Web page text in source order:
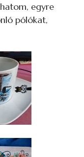
egyre
pólókat,